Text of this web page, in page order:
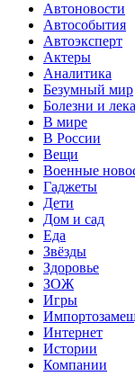
Автоновости
Автособытия
Автоэксперт
Актеры
Аналитика
Безумный мир
Болезни и
В мире
В России
Вещи
Военные
Гаджеты
Дети
Дом и сад
Еда
Звёзды
Здоровье
ЗОЖ
Игры
Интернет
Истории
Компании